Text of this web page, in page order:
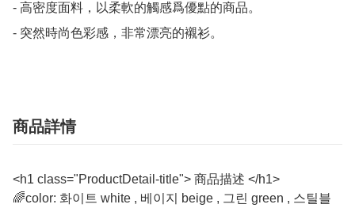
- 高密度面料，以柔軟的觸感爲優點的商品。
- 突然時尚色彩感，非常漂亮的襯衫。
商品詳情
<h1 class="ProductDetail-title"> 商品描述 </h1>
🌈color: 화이트 white , 베이지 beige , 그린 green , 스틸블